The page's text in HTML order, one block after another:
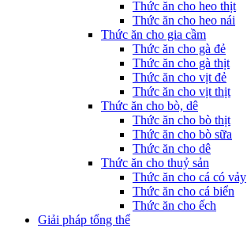
Thức ăn cho heo thịt
Thức ăn cho heo nái
Thức ăn cho gia cầm
Thức ăn cho gà đẻ
Thức ăn cho gà thịt
Thức ăn cho vịt đẻ
Thức ăn cho vịt thịt
Thức ăn cho bò, dê
Thức ăn cho bò thịt
Thức ăn cho bò sữa
Thức ăn cho dê
Thức ăn cho thuỷ sản
Thức ăn cho cá có vảy
Thức ăn cho cá biển
Thức ăn cho ếch
Giải pháp tổng thể